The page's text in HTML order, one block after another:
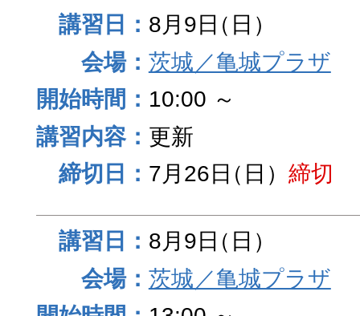
8月9日（日）
茨城／亀城プラザ
10:00 ～
更新
7月26日（日） 締切
8月9日（日）
茨城／亀城プラザ